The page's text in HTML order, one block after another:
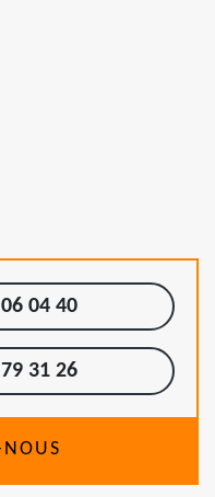
04 40
31 26